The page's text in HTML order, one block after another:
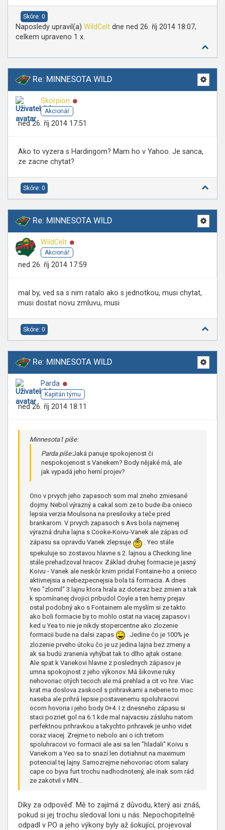
Skóre: 0
Naposledy upravil(a) WildCelt dne ned 26. říj 2014 18:07,
celkem upraveno 1 x.
Re: MINNESOTA WILD
Skorpion
Akcionář
ned 26. říj 2014 17:51
Ako to vyzera s Hardingom? Mam ho v Yahoo. Je sanca,
ze zacne chytat?
Skóre: 0
Re: MINNESOTA WILD
WildCelt
Akcionář
ned 26. říj 2014 17:59
mal by, ved sa s nim ratalo ako s jednotkou, musi chytat,
musi dostat novu zmluvu, musi
Skóre: 0
Re: MINNESOTA WILD
Parda
Kapitán týmu
ned 26. říj 2014 18:11
Minnesota1 píše:
Parda píše:Jaká panuje spokojenost či
nespokojenost s Vanekem? Body nějaké má, ale
jak vypadá jeho herní projev?
Ono v prvych jeho zapasoch som mal zneho zmiesané
dojmy. Nebol výrazný a cakal som ze to bude iba onieco
lepsia verzia Moulsona na presilovky a teče pred
brankarom. V prvych zapasoch s Avs bola najmenej
výrazná druha lajna s Cooke-Koivu-Vanek ale zápas od
zápasu sa opravdu Vanek zlepsuje
. Yeo stále
spekuluje so zostavou hlavne s 2. lajnou a Checking line
stále prehadzoval hracov. Základ druhej formacie je jasný
Koivu - Vanek ale neskôr knim pridal Fontaine-ho a onieco
aktivnejsia a nebezpecnejsia bola tá formacia. A dnes
Yeo "zlomil" 3.lajnu ktora hrala az doteraz bez zmien a tak
k spomínanej dvojici pribudol Coyle a ten herny prejav
ostal podobný ako s Fontainem ale myslím si ze takto
ako boli formacie by to mohlo ostat na viacej zapasov i
ked u Yea to nie je nikdy stopercentne ako zlozenie
formacii bude na dalsi zapas
. Jedine čo je 100% je
zlozenie prveho útoku čo je uz jedina lajna bez zmeny a
ak sa budú zranenia vyhýbat tak to dlho ajtak ostane.
Ale spat k Vanekovi hlavne z poslednych zápasov je
umna spokojnost z jeho výkonov. Má šikovne ruky
nehovoriac otých tecoch ale má prehlad a cit vo hre. Viac
krat ma doslova zaskocil s prihravkami a neberie to moc
naseba ale prihrá lepsie postavenemu spoluhracovi
ocom hovoria i jeho body 0+4. I z dnesneho zápasu si
staci pozriet gol na 6:1 kde mal najvacsiu zásluhu natom
perfektnou prihravkou a takychto prihravek je unho videt
coraz viacej. Zrejme to nebolo ani o ich tretom
spoluhracovi vo formacii ale asi sa len "hladali" Koivu s
Vanekom a Yeo sa to snazí len dotiahnut na maximum
potencial tej lajny. Samozrejme nehovoriac otom salary
cape co byva furt trochu nadhodnotený, ale inak som rád
ze zakotvil v MIN...
Díky za odpověď. Mě to zajímá z důvodu, který asi znáš,
pokud si jej trochu sledoval loni u nás. Nepochopitelně
odpadl v PO a jeho výkony byly až šokující, projevoval